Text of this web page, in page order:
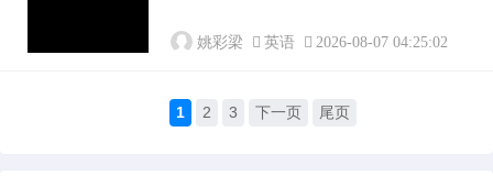
姚彩梁 英语 2026-08-07 04:25:02
1 2 3 下一页 尾页